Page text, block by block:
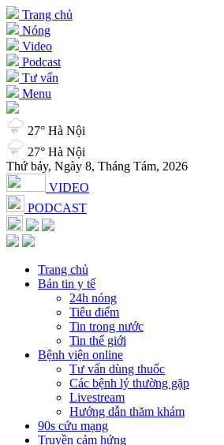
Trang chủ
Nóng
Video
Podcast
Tư vấn
Menu
27° Hà Nội
27° Hà Nội
Thứ bảy, Ngày 8, Tháng Tám, 2026
VIDEO
PODCAST
Trang chủ
Bản tin y tế
24h nóng
Tiêu điểm
Tin trong nước
Tin thế giới
Bệnh viện online
Tư vấn dùng thuốc
Các bệnh lý thường gặp
Livestream
Hướng dẫn thăm khám
90s cứu mạng
Truyền cảm hứng